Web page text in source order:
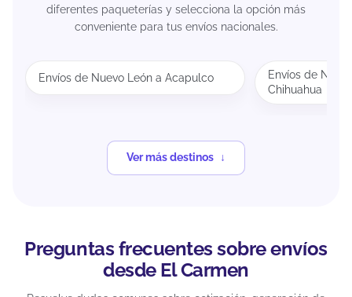
diferentes paqueterías y selecciona la opción más
conveniente para tus envíos nacionales.
Envíos de Nuevo León a Acapulco
Envíos de
Chihuahua
Ver más destinos
Preguntas frecuentes sobre envíos
desde El Carmen